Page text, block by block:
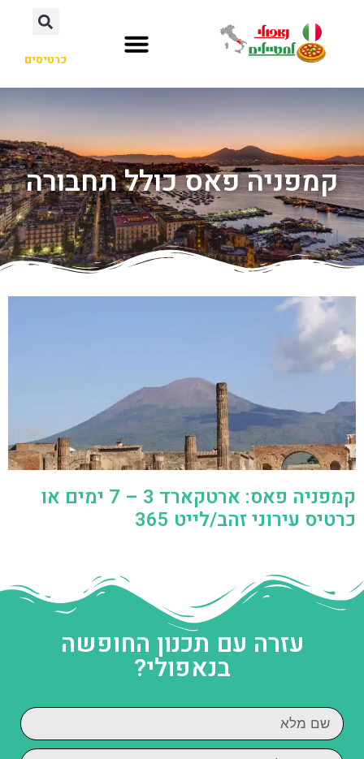
כרטיסים
קמפניה פאס כולל תחבורה
קמפניה פאס: ארטקארד 3 – 7 ימים או
כרטיס עירוני זהב/לייט 365
עזרה עם תכנון החופשה
בנאפולי?